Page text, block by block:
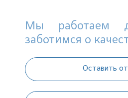
Мы работаем
заботимся о
Оставить